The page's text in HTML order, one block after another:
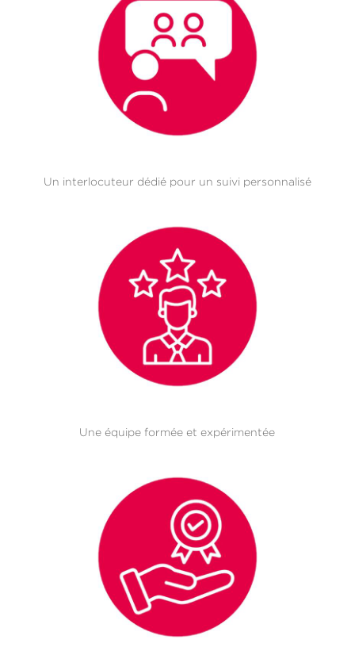
Un interlocuteur dédié pour un suivi personnalisé
Une équipe formée et expérimentée